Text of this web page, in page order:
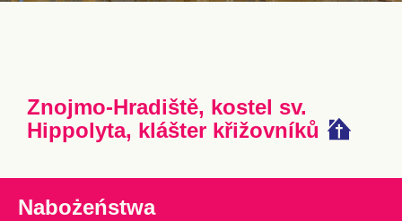
Znojmo-Hradiště, kostel sv.
Hippolyta, klášter křižovníků
Nabożeństwa